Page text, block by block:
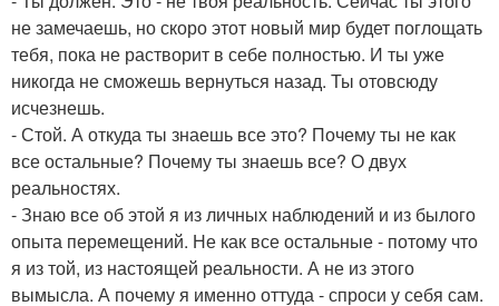
не замечаешь, но скоро этот новый мир будет поглощать
тебя, пока не растворит в себе полностью. И ты уже
никогда не сможешь вернуться назад. Ты отовсюду
исчезнешь.
- Стой. А откуда ты знаешь все это? Почему ты не как
все остальные? Почему ты знаешь все? О двух
реальностях.
- Знаю все об этой я из личных наблюдений и из былого
опыта перемещений. Не как все остальные - потому что
я из той, из настоящей реальности. А не из этого
вымысла. А почему я именно оттуда - спроси у себя сам.